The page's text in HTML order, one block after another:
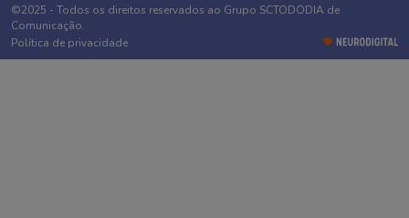
©2025 - Todos os direitos reservados ao Grupo SCTODODIA de
Comunicação.
Política de privacidade